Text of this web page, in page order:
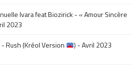
Ivara feat Biozirick - « Amour Sincère
2023
- Rush (Kréol Version
) - Avril 2023